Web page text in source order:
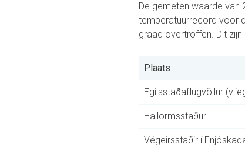
De gemeten waarde van
temperatuurrecord voor
graad overtroffen. Dit
Plaats
Egilsstaðaflugvöllur
Hallormsstaður
Végeirsstaðir í